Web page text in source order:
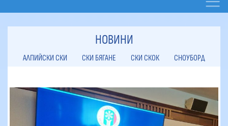
НОВИНИ
АЛПИЙСКИ СКИ СКИ БЯГАНЕ СКИ СКОК СНОУБОРД